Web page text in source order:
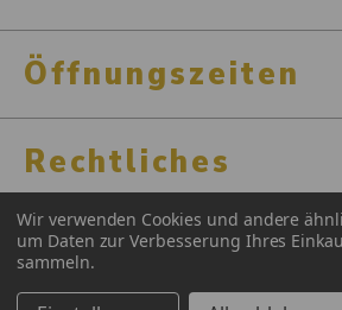
Öffnungszeiten
Rechtliches
Zertifizierungen
Wir verwenden Cookies und andere
um Daten zur Verbesserung Ihres
sammeln.